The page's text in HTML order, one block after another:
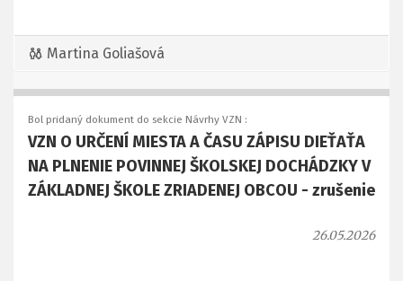
Martina Goliašová
Bol pridaný dokument do sekcie Návrhy VZN :
VZN O URČENÍ MIESTA A ČASU ZÁPISU DIEŤAŤA
NA PLNENIE POVINNEJ ŠKOLSKEJ DOCHÁDZKY V
ZÁKLADNEJ ŠKOLE ZRIADENEJ OBCOU - zrušenie
26.05.2026